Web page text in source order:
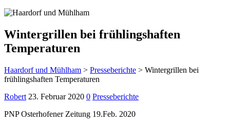
Wintergrillen bei frühlingshaften
Temperaturen
Haardorf und Mühlham > Presseberichte > Wintergrillen bei
frühlingshaften Temperaturen
Robert 23. Februar 2020 0 Presseberichte
PNP Osterhofener Zeitung 19.Feb. 2020